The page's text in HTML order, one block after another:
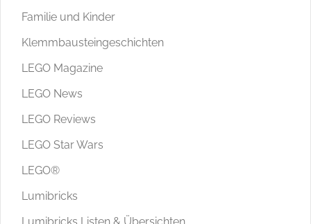
Familie und Kinder
Klemmbausteingeschichten
LEGO Magazine
LEGO News
LEGO Reviews
LEGO Star Wars
LEGO®
Lumibricks